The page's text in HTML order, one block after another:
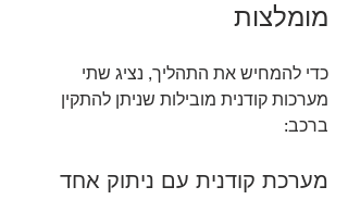
מומלצות
כדי להמחיש את התהליך, נציג שתי
מערכות קודנית מובילות שניתן להתקין
ברכב:
מערכת קודנית עם ניתוק אחד